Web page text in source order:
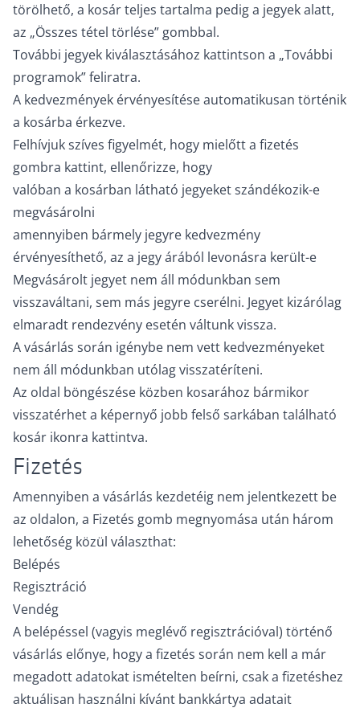
törölhető, a kosár teljes tartalma pedig a jegyek alatt,
az „Összes tétel törlése” gombbal.
További jegyek kiválasztásához kattintson a „További
programok” feliratra.
A kedvezmények érvényesítése automatikusan történik
a kosárba érkezve.
Felhívjuk szíves figyelmét, hogy mielőtt a fizetés
gombra kattint, ellenőrizze, hogy
valóban a kosárban látható jegyeket szándékozik-e
megvásárolni
amennyiben bármely jegyre kedvezmény
érvényesíthető, az a jegy árából levonásra került-e
Megvásárolt jegyet nem áll módunkban sem
visszaváltani, sem más jegyre cserélni. Jegyet kizárólag
elmaradt rendezvény esetén váltunk vissza.
A vásárlás során igénybe nem vett kedvezményeket
nem áll módunkban utólag visszatéríteni.
Az oldal böngészése közben kosarához bármikor
visszatérhet a képernyő jobb felső sarkában található
kosár ikonra kattintva.
Fizetés
Amennyiben a vásárlás kezdetéig nem jelentkezett be
az oldalon, a Fizetés gomb megnyomása után három
lehetőség közül választhat:
Belépés
Regisztráció
Vendég
A belépéssel (vagyis meglévő regisztrációval) történő
vásárlás előnye, hogy a fizetés során nem kell a már
megadott adatokat ismételten beírni, csak a fizetéshez
aktuálisan használni kívánt bankkártya adatait